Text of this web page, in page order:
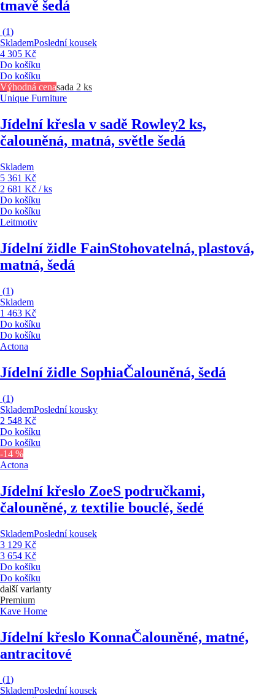
tmavě šedá
(1)
SklademPoslední kousek
4 305 Kč
Do košíku
Do košíku
Výhodná cenasada 2 ks
Unique Furniture
Jídelní křesla v sadě Rowley2 ks,
čalouněná, matná, světle šedá
Skladem
5 361 Kč
2 681 Kč / ks
Do košíku
Do košíku
Leitmotiv
Jídelní židle FainStohovatelná, plastová,
matná, šedá
(1)
Skladem
1 463 Kč
Do košíku
Do košíku
Actona
Jídelní židle SophiaČalouněná, šedá
(1)
SklademPoslední kousky
2 548 Kč
Do košíku
Do košíku
-14 %
Actona
Jídelní křeslo ZoeS područkami,
čalouněné, z textilie bouclé, šedé
SklademPoslední kousek
3 129 Kč
3 654 Kč
Do košíku
Do košíku
další varianty
Premium
Kave Home
Jídelní křeslo KonnaČalouněné, matné,
antracitové
(1)
SklademPoslední kousek